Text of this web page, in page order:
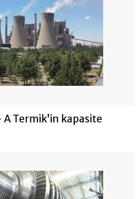
Termik’in kapasite